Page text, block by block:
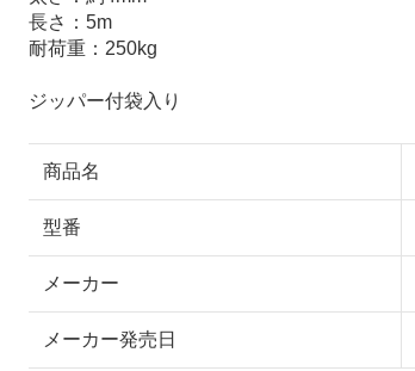
長さ：5m
耐荷重：250kg
ジッパー付袋入り
商品名
型番
メーカー
メーカー発売日